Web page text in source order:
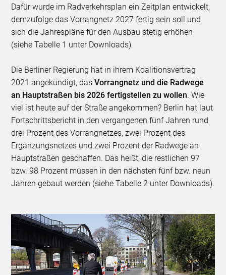
Dafür wurde im Radverkehrsplan ein Zeitplan entwickelt,
demzufolge das Vorrangnetz 2027 fertig sein soll und
sich die Jahrespläne für den Ausbau stetig erhöhen
(siehe Tabelle 1 unter Downloads).
Die Berliner Regierung hat in ihrem Koalitionsvertrag
2021 angekündigt, dasVorrangnetz und die Radwege
an Hauptstraßen bis 2026 fertigstellen zu wollen. Wie
viel ist heute auf der Straße angekommen? Berlin hat laut
Fortschrittsbericht in den vergangenen fünf Jahren rund
drei Prozent des Vorrangnetzes, zwei Prozent des
Ergänzungsnetzes und zwei Prozent der Radwege an
Hauptstraßen geschaffen. Das heißt, die restlichen 97
bzw. 98 Prozent müssen in den nächsten fünf bzw. neun
Jahren gebaut werden (siehe Tabelle 2 unter Downloads).